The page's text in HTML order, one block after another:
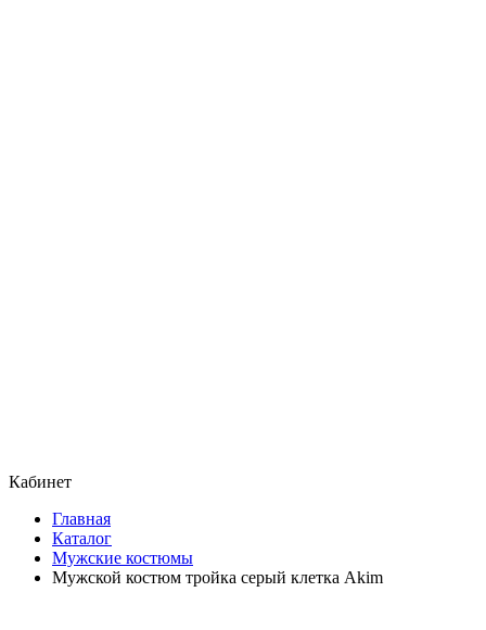
Кабинет
Главная
Каталог
Мужские костюмы
Мужской костюм тройка серый клетка Akim